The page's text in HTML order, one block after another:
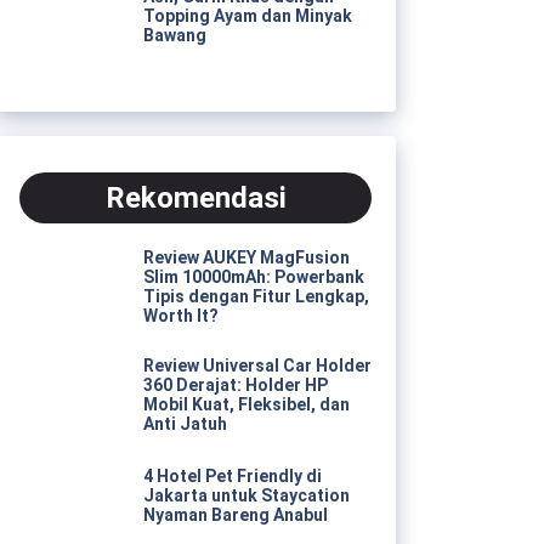
Topping Ayam dan Minyak
Bawang
Rekomendasi
Review AUKEY MagFusion
Slim 10000mAh: Powerbank
Tipis dengan Fitur Lengkap,
Worth It?
Review Universal Car Holder
360 Derajat: Holder HP
Mobil Kuat, Fleksibel, dan
Anti Jatuh
4 Hotel Pet Friendly di
Jakarta untuk Staycation
Nyaman Bareng Anabul